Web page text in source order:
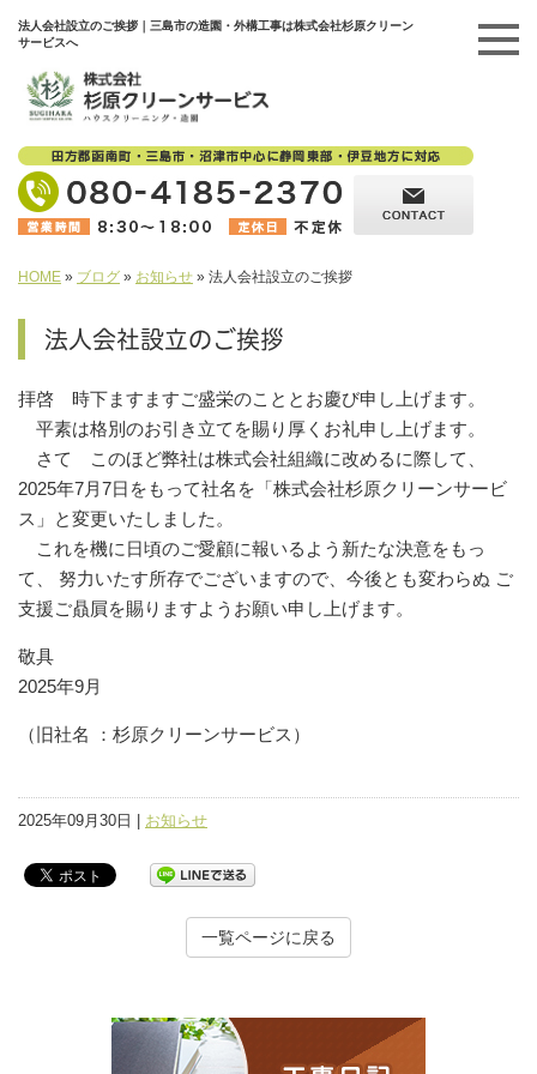
法人会社設立のご挨拶｜三島市の造園・外構工事は株式会社杉原クリーン
サービスへ
HOME » ブログ » お知らせ » 法人会社設立のご挨拶
法人会社設立のご挨拶
拝啓 時下ますますご盛栄のこととお慶び申し上げます。
平素は格別のお引き立てを賜り厚くお礼申し上げます。
さて このほど弊社は株式会社組織に改めるに際して、
2025年7月7日をもって社名を「株式会社杉原クリーンサービ
ス」と変更いたしました。
これを機に日頃のご愛顧に報いるよう新たな決意をもっ
て、 努力いたす所存でございますので、今後とも変わらぬ ご
支援ご贔屓を賜りますようお願い申し上げます。
敬具
2025年9月
（旧社名 ：杉原クリーンサービス）
2025年09月30日 | お知らせ
一覧ページに戻る